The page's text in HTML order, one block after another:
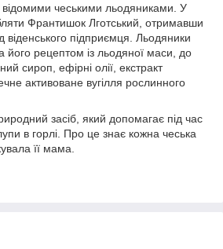
чеськими льодяниками. У
Франтишок Лготський, отримавши
віденського підприємця. Льодяники
його рецептом із льодяної маси, до
сироп, ефірні олії, екстракт
активоване вугілля рослинного
засіб, який допомагає під час
в горлі. Про це знає кожна чеська
її мама.